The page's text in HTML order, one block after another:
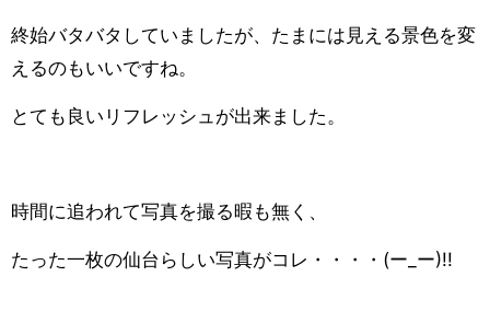
終始バタバタしていましたが、たまには見える景色を変
えるのもいいですね。
とても良いリフレッシュが出来ました。
時間に追われて写真を撮る暇も無く、
たった一枚の仙台らしい写真がコレ・・・・(ー_ー)!!